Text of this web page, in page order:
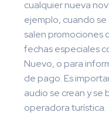
cualquier nueva
ejemplo, cuando se
salen promociones
fechas especiales
Nuevo, o para
de pago. Es
audio se crean y se
operadora turística.